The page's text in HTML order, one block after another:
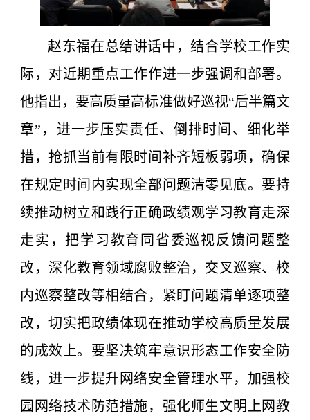
赵东福在总结讲话中，结合学校工作实
际，对近期重点工作作进一步强调和部署。
他指出，要高质量高标准做好巡视“后半篇文
章”，进一步压实责任、倒排时间、细化举
措，抢抓当前有限时间补齐短板弱项，确保
在规定时间内实现全部问题清零见底。要持
续推动树立和践行正确政绩观学习教育走深
走实，把学习教育同省委巡视反馈问题整
改，深化教育领域腐败整治，交叉巡察、校
内巡察整改等相结合，紧盯问题清单逐项整
改，切实把政绩体现在推动学校高质量发展
的成效上。要坚决筑牢意识形态工作安全防
线，进一步提升网络安全管理水平，加强校
园网络技术防范措施，强化师生文明上网教